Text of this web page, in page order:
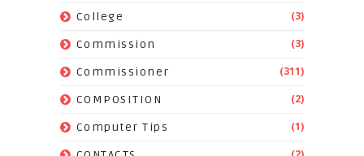
College (3)
Commission (3)
Commissioner (311)
COMPOSITION (2)
Computer Tips (1)